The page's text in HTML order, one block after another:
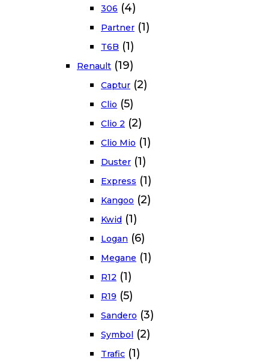
306 (4)
Partner (1)
T6B (1)
Renault (19)
Captur (2)
Clio (5)
Clio 2 (2)
Clio Mio (1)
Duster (1)
Express (1)
Kangoo (2)
Kwid (1)
Logan (6)
Megane (1)
R12 (1)
R19 (5)
Sandero (3)
Symbol (2)
Trafic (1)